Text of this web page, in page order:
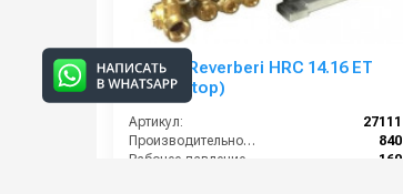
Annovi Reverberi HRC 14.16 ET
(Total Stop)
Артикул:
27111
Производительность (л/ч):
840
160